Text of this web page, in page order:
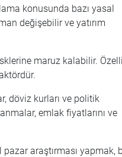
konusunda bazı yasal
değişebilir ve yatırım
maruz kalabilir.
döviz kurları ve politik
emlak fiyatlarını ve
pazar araştırması yapmak,